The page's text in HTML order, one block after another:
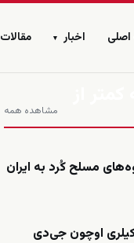
اخبار ▾ مقالات
مشاهده همه
از
مسلح کُرد به ایران
ترامپ ۲۰۲۸ سئچکیلری اوچون جی‌دی